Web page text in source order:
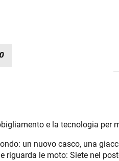
e la tecnologia per
un nuovo casco, una
riguarda le moto: Siete nel